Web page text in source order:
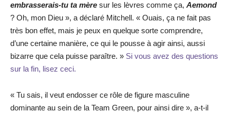
embrasserais-tu ta mère sur les lèvres comme ça, Aemond
? Oh, mon Dieu », a déclaré Mitchell. « Ouais, ça ne fait pas
très bon effet, mais je peux en quelque sorte comprendre,
d’une certaine manière, ce qui le pousse à agir ainsi, aussi
bizarre que cela puisse paraître. » Si vous avez des questions
sur la fin, lisez ceci.
« Tu sais, il veut endosser ce rôle de figure masculine
dominante au sein de la Team Green, pour ainsi dire », a-t-il